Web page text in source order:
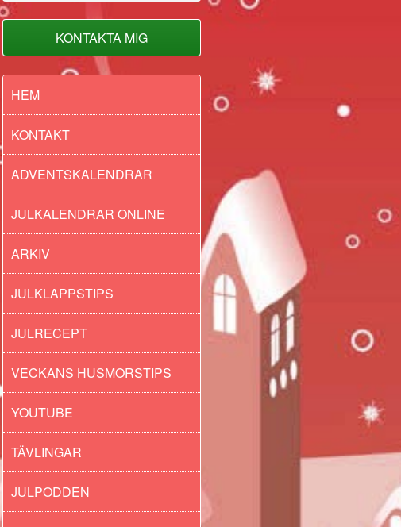
KONTAKTA MIG
HEM
KONTAKT
ADVENTSKALENDRAR
JULKALENDRAR ONLINE
ARKIV
JULKLAPPSTIPS
JULRECEPT
VECKANS HUSMORSTIPS
YOUTUBE
TÄVLINGAR
JULPODDEN